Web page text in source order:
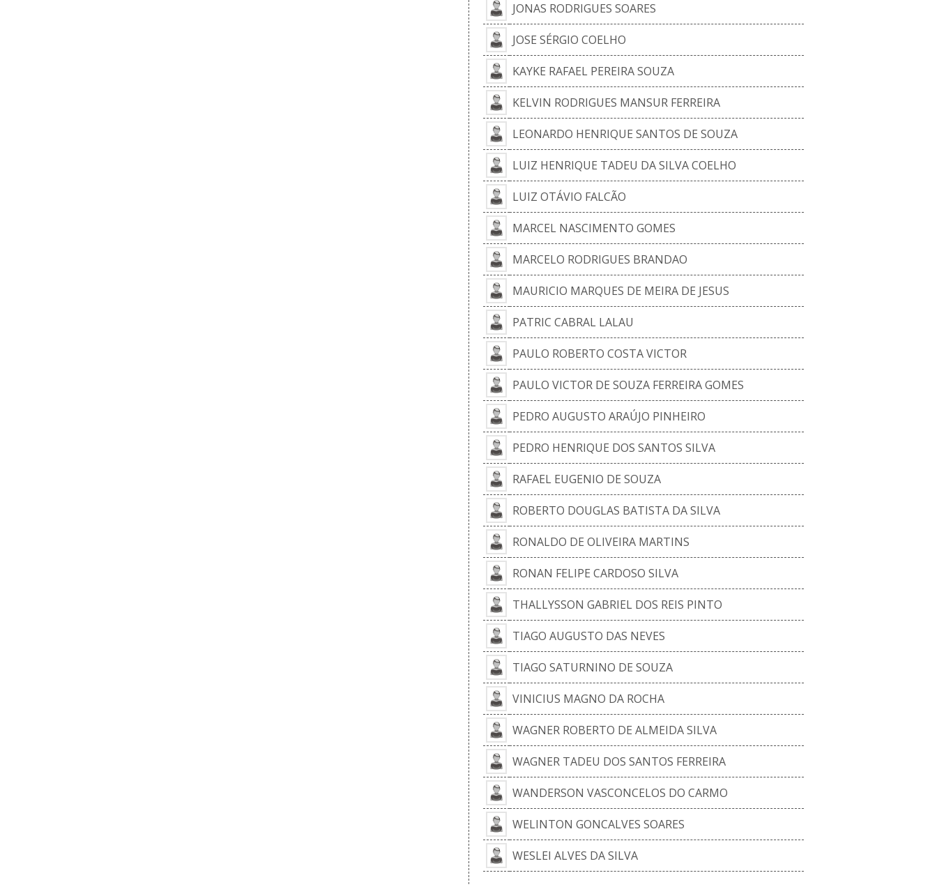
JONAS RODRIGUES SOARES
JOSE SÉRGIO COELHO
KAYKE RAFAEL PEREIRA SOUZA
KELVIN RODRIGUES MANSUR FERREIRA
LEONARDO HENRIQUE SANTOS DE SOUZA
LUIZ HENRIQUE TADEU DA SILVA COELHO
LUIZ OTÁVIO FALCÃO
MARCEL NASCIMENTO GOMES
MARCELO RODRIGUES BRANDAO
MAURICIO MARQUES DE MEIRA DE JESUS
PATRIC CABRAL LALAU
PAULO ROBERTO COSTA VICTOR
PAULO VICTOR DE SOUZA FERREIRA GOMES
PEDRO AUGUSTO ARAÚJO PINHEIRO
PEDRO HENRIQUE DOS SANTOS SILVA
RAFAEL EUGENIO DE SOUZA
ROBERTO DOUGLAS BATISTA DA SILVA
RONALDO DE OLIVEIRA MARTINS
RONAN FELIPE CARDOSO SILVA
THALLYSSON GABRIEL DOS REIS PINTO
TIAGO AUGUSTO DAS NEVES
TIAGO SATURNINO DE SOUZA
VINICIUS MAGNO DA ROCHA
WAGNER ROBERTO DE ALMEIDA SILVA
WAGNER TADEU DOS SANTOS FERREIRA
WANDERSON VASCONCELOS DO CARMO
WELINTON GONCALVES SOARES
WESLEI ALVES DA SILVA